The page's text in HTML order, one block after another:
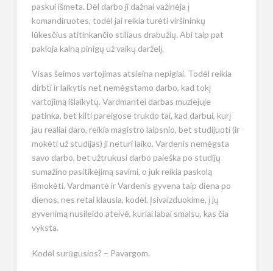
paskui išmeta. Dėl darbo ji dažnai važinėja į
komandiruotes, todėl jai reikia turėti viršininkų
lūkesčius atitinkančio stiliaus drabužių. Abi taip pat
pakloja kalną pinigų už vaikų darželį.
Visas šeimos vartojimas atsieina nepigiai. Todėl reikia
dirbti ir laikytis net nemėgstamo darbo, kad tokį
vartojimą išlaikytų. Vardmantei darbas muziejuje
patinka, bet kilti pareigose trukdo tai, kad darbui, kurį
jau realiai daro, reikia magistro laipsnio, bet studijuoti (ir
mokėti už studijas) ji neturi laiko. Vardenis nemėgsta
savo darbo, bet užtrukusi darbo paieška po studijų
sumažino pasitikėjimą savimi, o juk reikia paskolą
išmokėti. Vardmantė ir Vardenis gyvena taip diena po
dienos, nes retai klausia, kodėl. Įsivaizduokime, į jų
gyvenimą nusileido ateivė, kuriai labai smalsu, kas čia
vyksta.
Kodėl surūgusios? – Pavargom.